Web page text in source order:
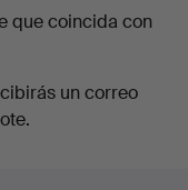
que coincida con
un correo